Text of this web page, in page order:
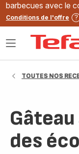
barbecues avec le
Conditions de l'offre
Ouvrir
TOUTES NOS
des